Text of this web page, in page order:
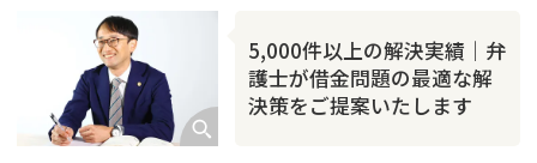
5,000件以上の解決実績｜弁
護士が借金問題の最適な解
決策をご提案いたします